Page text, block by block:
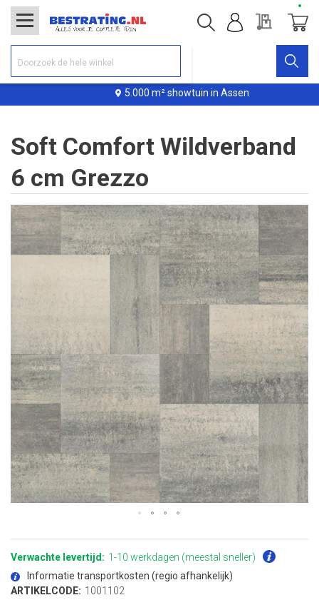
5.000 m² showtuin in Assen
Offerte
Soft Comfort Wildverband
6 cm Grezzo
Ga
naar
het
einde
de
naar
begin
de
afbeeldingen-
Verwachte levertijd: 1-10 werkdagen (meestal sneller)
Informatie transportkosten (regio afhankelijk)
ARTIKELCODE: 1001102